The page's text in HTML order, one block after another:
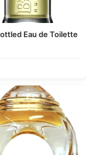
Boss Bottled Eau de Toilette